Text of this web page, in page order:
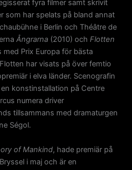
fyra filmer samt skrivit
som har spelats på bland annat
i Berlin och Théâtre de
Ångrarna (2010) och Flotten
Prix Europa för bästa
har visats på över femtio
i elva länder. Scenografin
konstinstallation på Centre
numera driver
tillsammans med dramaturgen
Ségol.
of Mankind, hade premiär på
i maj och är en